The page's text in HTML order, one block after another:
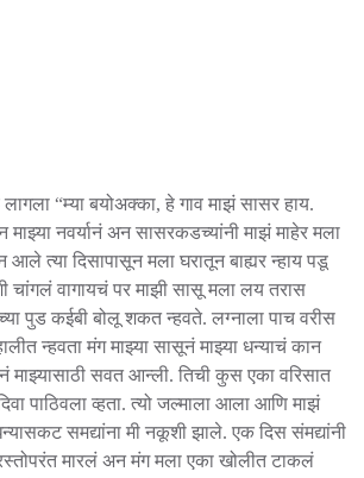
“म्या बयोअक्का, हे गाव माझं सासर हाय.
नवर्यानं अन सासरकडच्यांनी माझं माहेर मला
त्या दिसापासून मला घरातून बाह्यर न्हाय पडू
चांगलं वागायचं पर माझी सासू मला लय तरास
पुड कईबी बोलू शकत न्हवते. लग्नाला पाच वरीस
न्हवता मंग माझ्या सासूनं माझ्या धन्याचं कान
माझ्यासाठी सवत आन्ली. तिची कुस एका वरिसात
पाठिवला व्हता. त्यो जल्माला आला आणि माझं
समद्यांना मी नकूशी झाले. एक दिस संमद्यांनी
मारलं अन मंग मला एका खोलीत टाकलं